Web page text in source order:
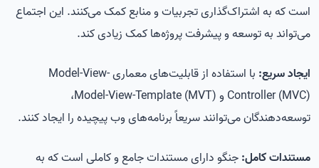
است که به اشتراک‌گذاری تجربیات و منابع کمک می‌کنند. این اجتماع
می‌تواند به توسعه و پیشرفت پروژه‌ها کمک زیادی کند.
ایجاد سریع:
با استفاده از قابلیت‌های معماری Model-View-
Controller (MVC) و Model-View-Template (MVT)،
توسعه‌دهندگان می‌توانند سریعاً برنامه‌های وب پیچیده را ایجاد کنند.
مستندات کامل:جنگو دارای مستندات جامع و کاملی است که به